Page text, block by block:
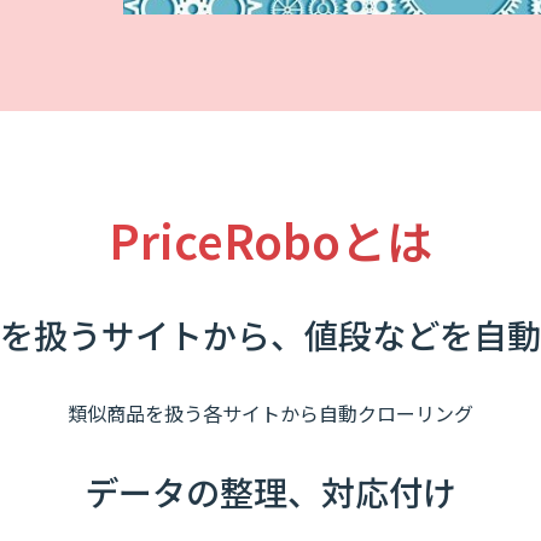
PriceRoboとは
扱うサイトから、値段などを自
類似商品を扱う各サイトから自動クローリング
データの整理、対応付け